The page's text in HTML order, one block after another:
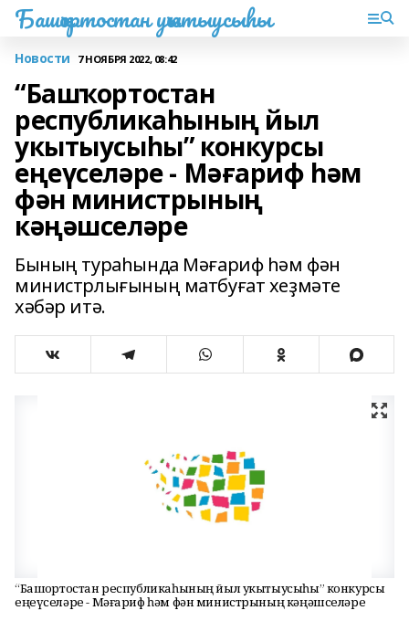
Башҡортостан уҡытыусыһы
Новости 7 НОЯБРЯ 2022, 08:42
“Башҡортостан
республикаһының йыл
укытыусыһы” конкурсы
еңеүселәре - Мәғариф һәм
фән министрының
кәңәшселәре
Бының тураһында Мәғариф һәм фән
министрлығының матбуғат хеҙмәте
хәбәр итә.
“Башҡортостан республикаһының йыл укытыусыһы” конкурсы
еңеүселәре - Мәғариф һәм фән министрының кәңәшселәре